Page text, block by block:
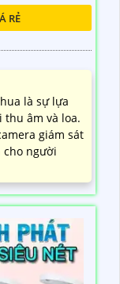
RẺ
là sự lựa
âm và loa.
giám sát
cho người